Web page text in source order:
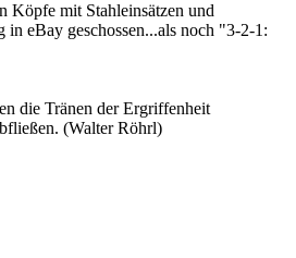
Köpfe mit Stahleinsätzen und
in eBay geschossen...als noch "3-2-1:
die Tränen der Ergriffenheit
(Walter Röhrl)